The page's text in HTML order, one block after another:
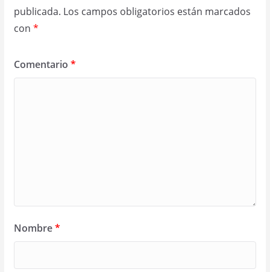
publicada. Los campos obligatorios están marcados
con *
Comentario *
Nombre*